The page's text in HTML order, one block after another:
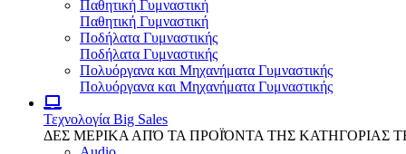
Παθητική Γυμναστική
Παθητική Γυμναστική
Ποδήλατα Γυμναστικής
Ποδήλατα Γυμναστικής
Πολυόργανα και Μηχανήματα Γυμναστικής
Πολυόργανα και Μηχανήματα Γυμναστικής
Τεχνολογία Big Sales
ΔΕΣ ΜΕΡΙΚΑ ΑΠΌ ΤΑ ΠΡΟΪΌΝΤΑ ΤΗΣ ΚΑΤΗΓΟΡΙΑΣ